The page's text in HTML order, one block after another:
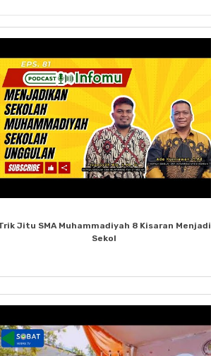
Jitu SMA Muhammadiyah 8 Kisaran Menjadi
Sekol